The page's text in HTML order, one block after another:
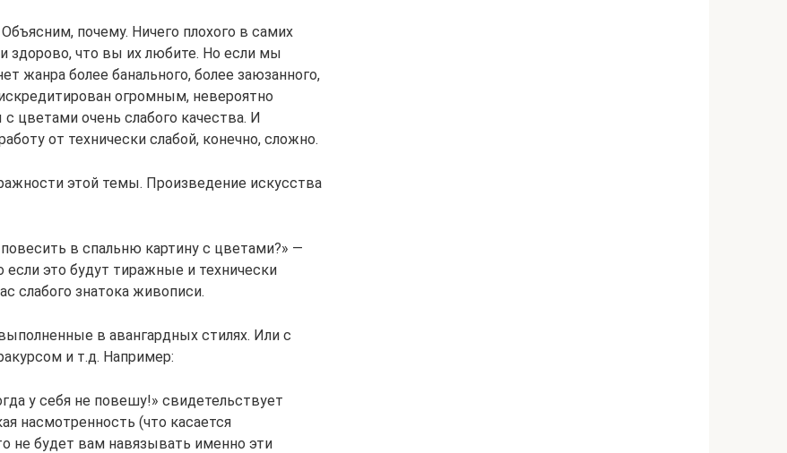
почему. Ничего плохого в самих
здорово, что вы их любите. Но если мы
жанра более банального, более заюзанного,
огромным, невероятно
цветами очень слабого качества. И
от технически слабой, конечно, сложно.
этой темы. Произведение искусства
в спальню картину с цветами?» —
это будут тиражные и технически
слабого знатока живописи.
в авангардных стилях. Или с
и т.д. Например:
у себя не повешу!» свидетельствует
насмотренность (что касается
не будет вам навязывать именно эти